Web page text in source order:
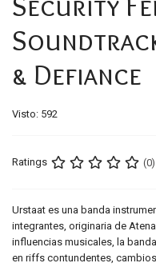
& Defiance
Visto: 592
Ratings (0)
Urstaat es una banda
integrantes, originaria de
influencias musicales, la
en riffs contundentes,